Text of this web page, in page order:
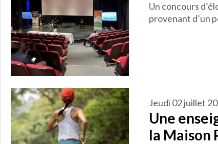
Un concours
provenant d’un
jeudi 02 juillet
Une
la Maison